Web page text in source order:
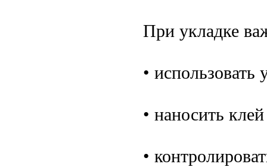
При укладке
•
• наносить
•